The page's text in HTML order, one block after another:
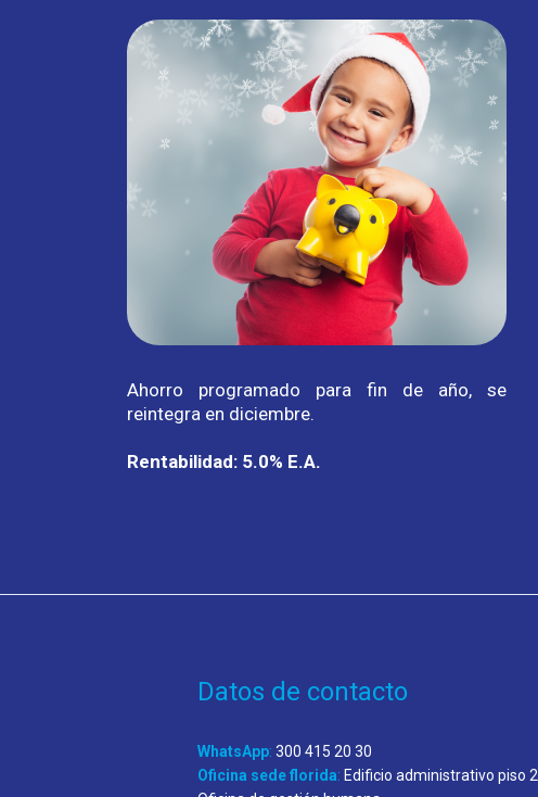
Ahorro programado para fin de año, se
reintegra en diciembre.
Rentabilidad: 5.0% E.A.
Datos de contacto
WhatsApp: 300 415 20 30
Oficina sede florida: Edificio administrativo piso 2